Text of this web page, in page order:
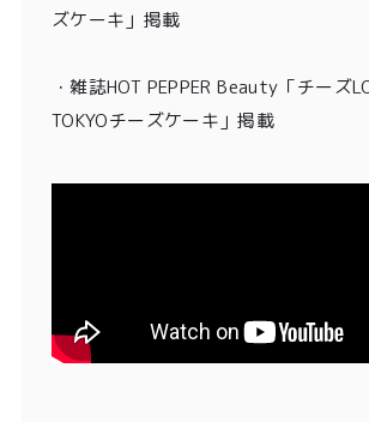
ズケーキ」掲載
・雑誌HOT PEPPER Beauty「チーズ
TOKYOチーズケーキ」掲載